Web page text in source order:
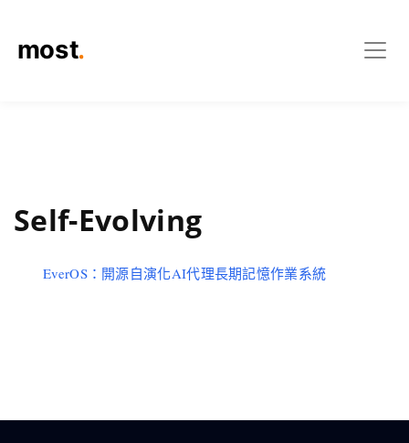
Self-Evolving
EverOS：開源自演化AI代理長期記憶作業系統